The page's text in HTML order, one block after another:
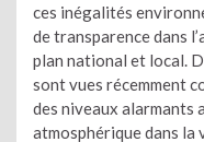
ces inégalités
de transparence dans
plan national et local.
sont vues récemment
des niveaux
atmosphérique dans la